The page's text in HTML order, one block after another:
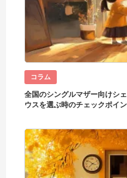
コラム
全国のシングルマザー向けシ
ウスを選ぶ時のチェックポイ